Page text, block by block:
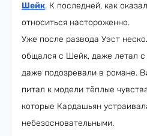
Шейк. К последней, как
относиться настороженно.
Уже после развода Уэст
общался с Шейк, даже летал
даже подозревали в романе.
питал к модели тёплые
которые Кардашьян
небезосновательными.